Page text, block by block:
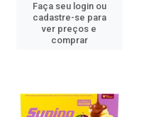
Faça seu login ou
cadastre-se para
ver preços e
comprar